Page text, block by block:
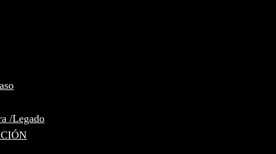
/Legado